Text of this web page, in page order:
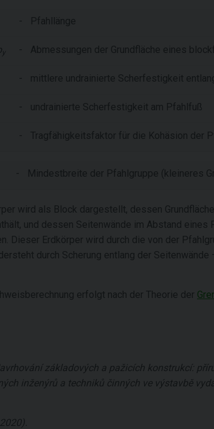
- Pfahllänge
y - Abmessungen der Grundfläche eines
- mittlere undrainierte Scherfestigkeit
- undrainierte Scherfestigkeit am Pfahlfuß
- Tragfähigkeitsfaktor für die Kohäsion der
- Mindestbreite der Pfahlgruppe (kleineres
wird als Block dargestellt, dessen
und dessen Seitenwände im Abstand eines
Dieser Erdkörper wird durch die von der
durch Scherung entlang der
erfolgt nach der Theorie der
základových a pažicích konstrukcí:
inženýrů a techniků činných ve výstavbě